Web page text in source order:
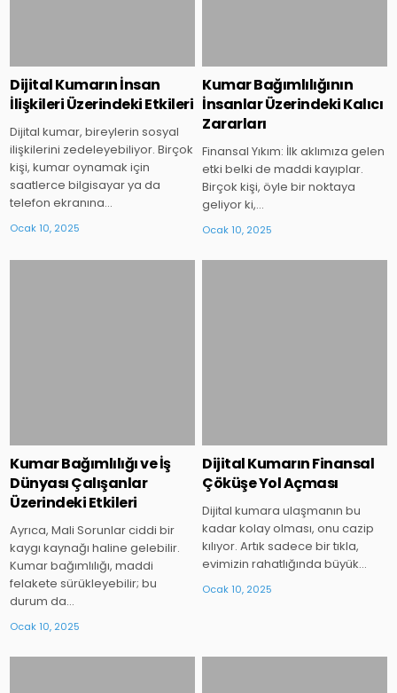
Dijital Kumarın İnsan
İlişkileri Üzerindeki Etkileri
Dijital kumar, bireylerin sosyal
ilişkilerini zedeleyebiliyor. Birçok
kişi, kumar oynamak için
saatlerce bilgisayar ya da
telefon ekranına…
Ocak 10, 2025
Kumar Bağımlılığının
İnsanlar Üzerindeki Kalıcı
Zararları
Finansal Yıkım: İlk aklımıza gelen
etki belki de maddi kayıplar.
Birçok kişi, öyle bir noktaya
geliyor ki,…
Ocak 10, 2025
Kumar Bağımlılığı ve İş
Dünyası Çalışanlar
Üzerindeki Etkileri
Ayrıca, Mali Sorunlar ciddi bir
kaygı kaynağı haline gelebilir.
Kumar bağımlılığı, maddi
felakete sürükleyebilir; bu
durum da…
Ocak 10, 2025
Dijital Kumarın Finansal
Çöküşe Yol Açması
Dijital kumara ulaşmanın bu
kadar kolay olması, onu cazip
kılıyor. Artık sadece bir tıkla,
evimizin rahatlığında büyük…
Ocak 10, 2025